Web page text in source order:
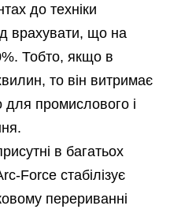
до техніки
врахувати, що на
Тобто, якщо в
то він витримає
для промислового і
в багатьох
Force стабілізує
перериванні